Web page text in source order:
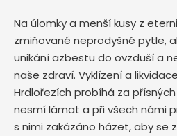
Na úlomky a menší kusy z
zmiňované neprodyšné pytle,
unikání azbestu do ovzduší a
naše zdraví. Vyklízení a
Hrdlořezích probíhá za
nesmí lámat a při všech námi
s nimi zakázáno házet, aby se